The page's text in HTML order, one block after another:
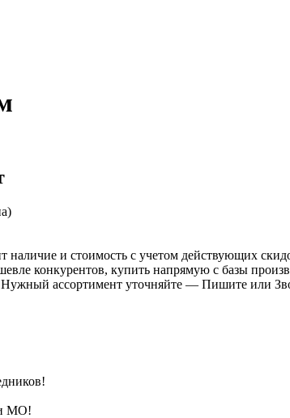
наличие и стоимость с учетом действующих
конкурентов, купить напрямую с базы
ассортимент уточняйте — Пишите или
и МО!